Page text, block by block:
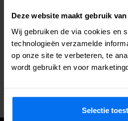
Deze website maakt gebruik
Wij gebruiken de via cookies en
technologieën verzamelde
op onze site te verbeteren, te
wordt gebruikt en voor
Selectie
STUDIO